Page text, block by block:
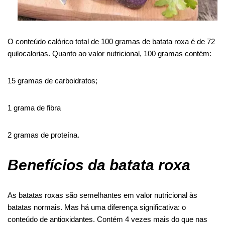
O conteúdo calórico total de 100 gramas de batata roxa é de 72
quilocalorias. Quanto ao valor nutricional, 100 gramas contém:
15 gramas de carboidratos;
1 grama de fibra
2 gramas de proteína.
Benefícios da batata roxa
As batatas roxas são semelhantes em valor nutricional às
batatas normais. Mas há uma diferença significativa: o
conteúdo de antioxidantes. Contém 4 vezes mais do que nas